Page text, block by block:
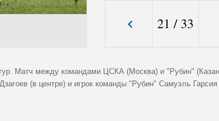
21 / 33
Матч между командами ЦСКА (Москва) и "Рубин"
(в центре) и игрок команды "Рубин" Самуэль Гарсия